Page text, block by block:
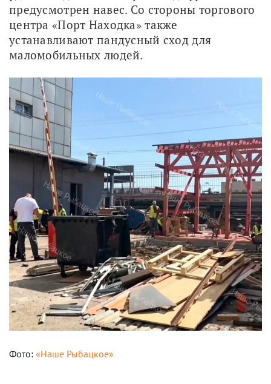
предусмотрен навес. Со стороны торгового
центра «Порт Находка» также
устанавливают пандусный сход для
маломобильных людей.
Фото: «Наше Рыбацкое»